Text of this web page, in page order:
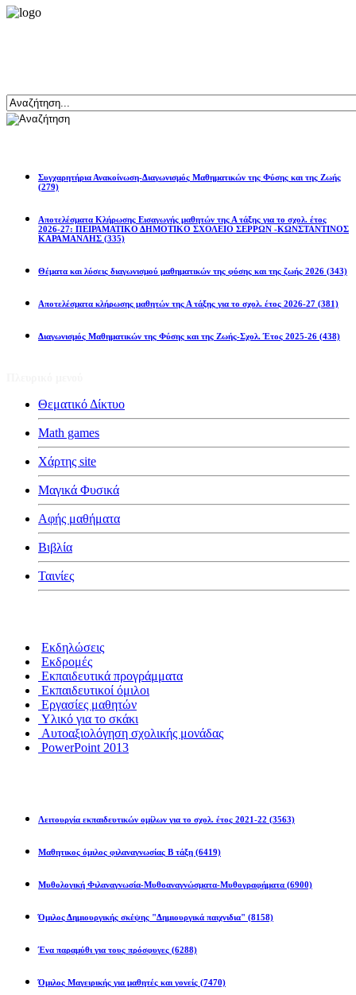
Συγχαρητήρια Ανακοίνωση-Διαγωνισμός Μαθηματικών της Φύσης και της Ζωής
(279)
Αποτελέσματα Κλήρωσης Εισαγωγής μαθητών της Α τάξης για το σχολ. έτος
2026-27: ΠΕΙΡΑΜΑΤΙΚΟ ΔΗΜΟΤΙΚΟ ΣΧΟΛΕΙΟ ΣΕΡΡΩΝ -ΚΩΝΣΤΑΝΤΙΝΟΣ
ΚΑΡΑΜΑΝΛΗΣ (335)
Θέματα και λύσεις διαγωνισμού μαθηματικών της φύσης και της ζωής 2026 (343)
Αποτελέσματα κλήρωσης μαθητών της Α τάξης για το σχολ. έτος 2026-27 (381)
Διαγωνισμός Μαθηματικών της Φύσης και της Ζωής-Σχολ. Έτος 2025-26 (438)
Θεματικό Δίκτυο
Math games
Χάρτης site
Μαγικά Φυσικά
Αφής μαθήματα
Βιβλία
Ταινίες
Εκδηλώσεις
Εκδρομές
Εκπαιδευτικά προγράμματα
Εκπαιδευτικοί όμιλοι
Εργασίες μαθητών
Υλικό για το σκάκι
Αυτοαξιολόγηση σχολικής μονάδας
PowerPoint 2013
Λειτουργία εκπαιδευτικών ομίλων για το σχολ. έτος 2021-22 (3563)
Μαθητικος όμιλος φιλαναγνωσίας Β τάξη (6419)
Μυθολογική Φιλαναγνωσία-Μυθοαναγνώσματα-Μυθογραφήματα (6900)
Όμιλος Δημιουργικής σκέψης "Δημιουργικά παιχνιδια" (8158)
Ένα παραμύθι για τους πρόσφυγες (6288)
Όμιλος Μαγειρικής για μαθητές και γονείς (7470)